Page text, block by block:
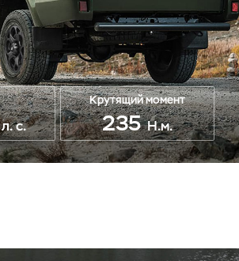
л. с.
Крутящий момент
235 Н.м.